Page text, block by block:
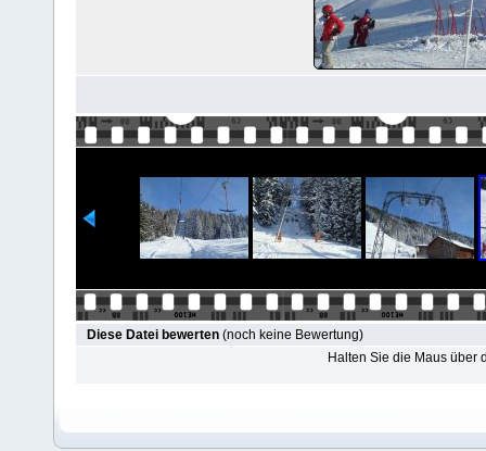
Diese Datei bewerten (noch keine Bewertung)
Halten Sie die Maus über